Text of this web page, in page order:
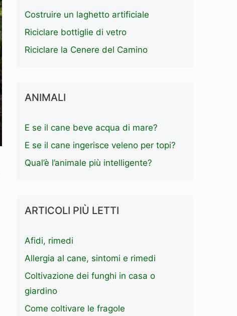
Costruire un laghetto artificiale
Riciclare bottiglie di vetro
Riciclare la Cenere del Camino
ANIMALI
E se il cane beve acqua di mare?
E se il cane ingerisce veleno per topi?
Qual’è l’animale più intelligente?
ARTICOLI PIÙ LETTI
Afidi, rimedi
Allergia al cane, sintomi e rimedi
Coltivazione dei funghi in casa o
giardino
Come coltivare le fragole